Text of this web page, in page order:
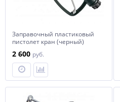
Заправочный пластиковый
пистолет кран (черный)
2 600 руб.